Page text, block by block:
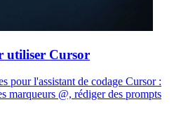
utiliser Cursor
pour l'assistant de codage Cursor :
marqueurs @, rédiger des prompts